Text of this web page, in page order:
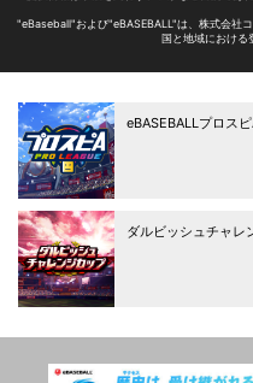
"eBaseball"および"eBASEBALL"は、株式会社
国と地域における
eBASEBALLプロス
ダルビッシュチャレ